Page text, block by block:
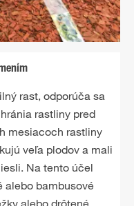
rast, odporúča sa
rastliny pred
mesiacoch rastliny
veľa plodov a mali
Na tento účel
alebo bambusové